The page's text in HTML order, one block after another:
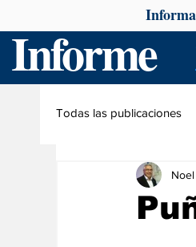
Informe
Todas las publicaciones